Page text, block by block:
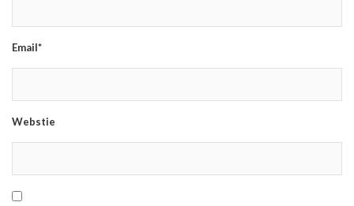
Email*
Webstie